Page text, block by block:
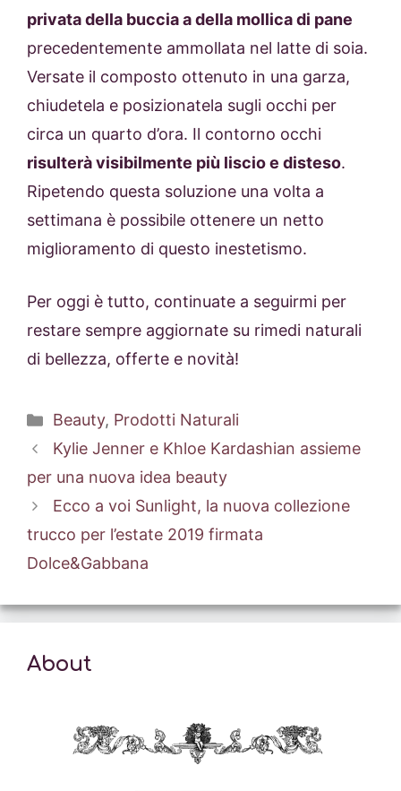
privata della buccia a della mollica di pane
precedentemente ammollata nel latte di soia.
Versate il composto ottenuto in una garza,
chiudetela e posizionatela sugli occhi per
circa un quarto d’ora. Il contorno occhi
risulterà visibilmente più liscio e disteso.
Ripetendo questa soluzione una volta a
settimana è possibile ottenere un netto
miglioramento di questo inestetismo.
Per oggi è tutto, continuate a seguirmi per
restare sempre aggiornate su rimedi naturali
di bellezza, offerte e novità!
Categorie
Beauty, Prodotti Naturali
Kylie Jenner e Khloe Kardashian assieme
per una nuova idea beauty
Ecco a voi Sunlight, la nuova collezione
trucco per l’estate 2019 firmata
Dolce&Gabbana
About